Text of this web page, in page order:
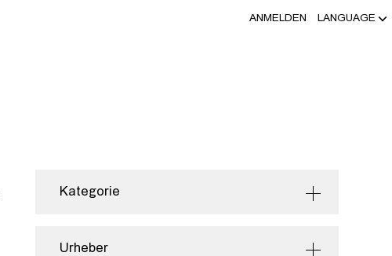
ANMELDEN LANGUAGE
Kategorie
Urheber